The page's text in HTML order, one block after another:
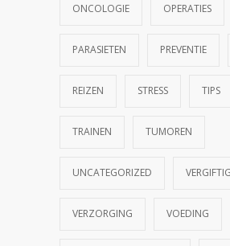
ONCOLOGIE OPERATIES
PARASIETEN PREVENTIE
REIZEN STRESS TIPS
TRAINEN TUMOREN
UNCATEGORIZED
VERZORGING VOEDING